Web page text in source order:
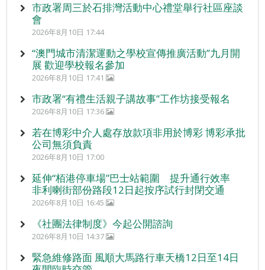
市政署周三於石排灣活動中心禮堂舉行社區座談
會
2026年8月10日 17:44
“澳門城市清潔運動之學校宣傳推廣活動”九月開
展 歡迎學校報名參加
2026年8月10日 17:41
市政署“有禮生活親子講故事”工作坊接受報名
2026年8月10日 17:36
若在博彩中介人處存放款項非用於博彩 博彩承批
公司無須負責
2026年8月10日 17:00
延伸“栢港停車場”巴士站範圍 提升通行效率
非利喇街部份路段12日起按序試行封閉交通
2026年8月10日 16:45
《社團法律制度》今起公開諮詢
2026年8月10日 14:37
緊急維修路面 風順大馬路行車天橋12日至14日